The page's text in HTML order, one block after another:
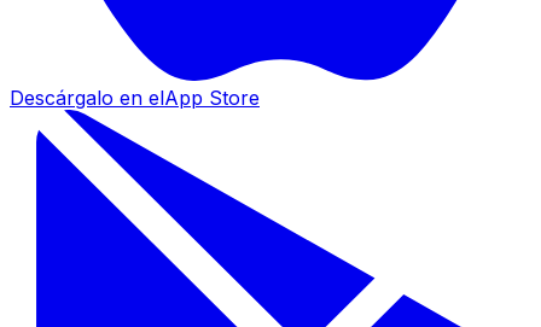
Descárgalo en elApp Store